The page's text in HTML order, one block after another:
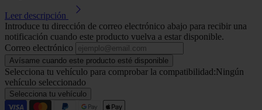
Leer descripción
Introduce tu dirección de correo electrónico abajo para recibir una
notificación cuando este producto vuelva a estar disponible.
Correo electrónico
Avísame cuando este producto esté disponible
Selecciona tu vehículo para comprobar la compatibilidad:Ningún
vehículo seleccionado
Selecciona tu vehículo